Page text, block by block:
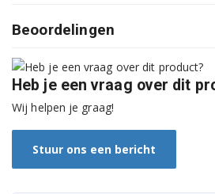
BDFN26530XC 7619803977
BDFN26640WC 7642803977
BDFN26640XC 7642703977
Beoordelingen
Heb je een vraag over dit
Wij helpen je graag!
Stuur ons een bericht